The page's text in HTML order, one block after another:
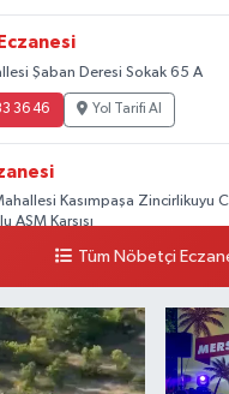
Şaban Deresi Sokak 65 A
36 46 Yol Tarifi Al
Kasımpaşa Zincirlikuyu
ASM Karşısı
Yol Tarifi Al
Tüm Nöbetçi